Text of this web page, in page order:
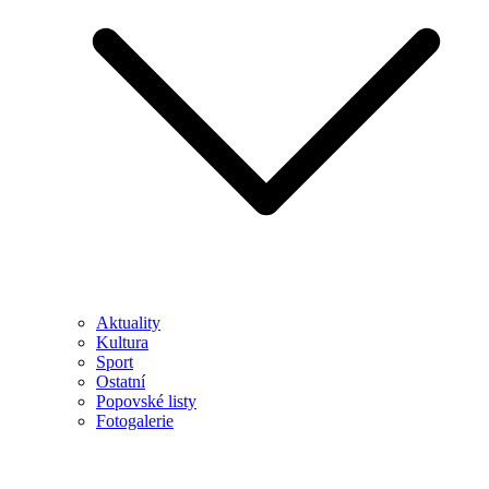
Aktuality
Kultura
Sport
Ostatní
Popovské listy
Fotogalerie